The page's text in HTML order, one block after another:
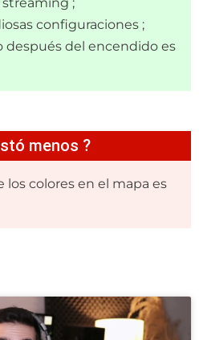
configuraciones ;
después del encendido es
menos ?
los colores en el mapa es